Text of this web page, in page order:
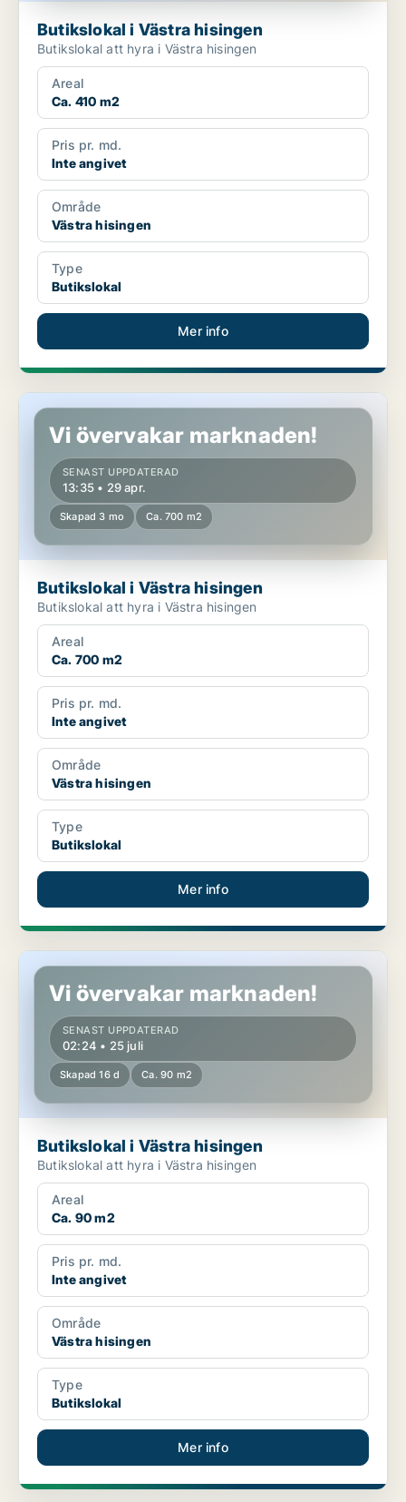
Butikslokal i Västra hisingen
Butikslokal att hyra i Västra hisingen
Areal
Ca. 410 m2
Pris pr. md.
Inte angivet
Område
Västra hisingen
Type
Butikslokal
Mer info
Butikslokal i Västra hisingen
Vi övervakar marknaden!
SENAST UPPDATERAD
13:35 • 29 apr.
Skapad 3 mo Ca. 700 m2
Butikslokal i Västra hisingen
Butikslokal att hyra i Västra hisingen
Areal
Ca. 700 m2
Pris pr. md.
Inte angivet
Område
Västra hisingen
Type
Butikslokal
Mer info
Butikslokal i Västra hisingen
Vi övervakar marknaden!
SENAST UPPDATERAD
02:24 • 25 juli
Skapad 16 d Ca. 90 m2
Butikslokal i Västra hisingen
Butikslokal att hyra i Västra hisingen
Areal
Ca. 90 m2
Pris pr. md.
Inte angivet
Område
Västra hisingen
Type
Butikslokal
Mer info